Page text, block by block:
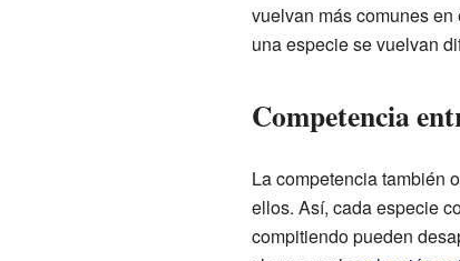
vuelvan más comunes
una especie se vuelvan
Competencia
La competencia también
ellos. Así, cada especie
compitiendo pueden